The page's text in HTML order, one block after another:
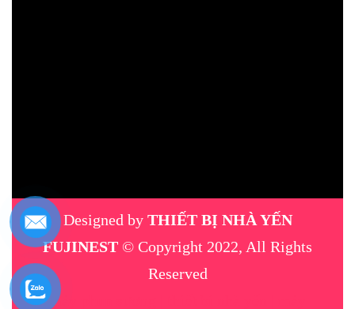
Designed by THIẾT BỊ NHÀ YẾN
FUJINEST © Copyright 2022, All Rights
Reserved
máy phun sương